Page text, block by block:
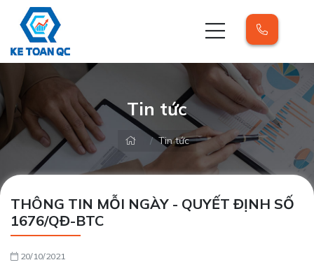
Tin tức
Tin tức
THÔNG TIN MỖI NGÀY - QUYẾT ĐỊNH SỐ
1676/QĐ-BTC
20/10/2021